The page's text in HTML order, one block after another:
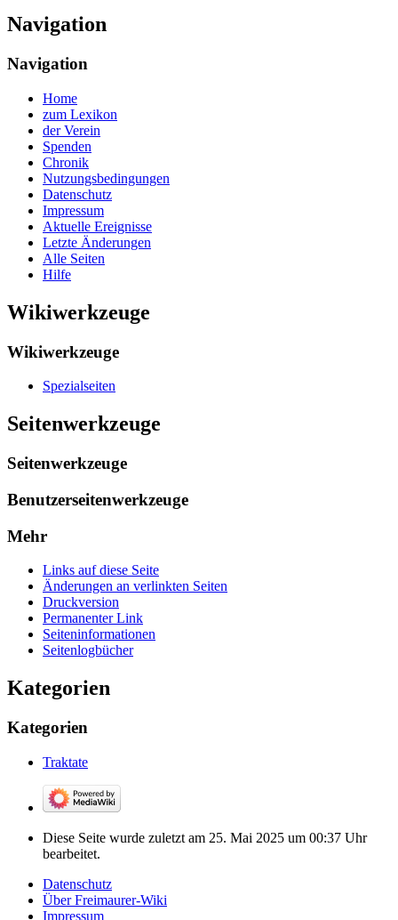
Navigation
Navigation
Home
zum Lexikon
der Verein
Spenden
Chronik
Nutzungsbedingungen
Datenschutz
Impressum
Aktuelle Ereignisse
Letzte Änderungen
Alle Seiten
Hilfe
Wikiwerkzeuge
Wikiwerkzeuge
Spezialseiten
Seitenwerkzeuge
Seitenwerkzeuge
Benutzerseitenwerkzeuge
Mehr
Links auf diese Seite
Änderungen an verlinkten Seiten
Druckversion
Permanenter Link
Seiten­­informationen
Seitenlogbücher
Kategorien
Kategorien
Traktate
Diese Seite wurde zuletzt am 25. Mai 2025 um 00:37 Uhr
bearbeitet.
Datenschutz
Über Freimaurer-Wiki
Impressum